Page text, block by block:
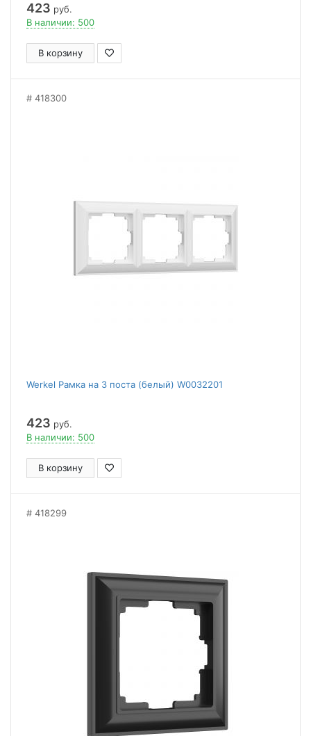
423 руб.
В наличии: 500
В корзину
418300
Werkel Рамка на 3 поста (белый) W0032201
423 руб.
В наличии: 500
В корзину
418299